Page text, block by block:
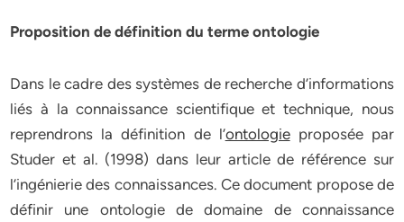
Proposition de définition du terme ontologie
Dans le cadre des systèmes de recherche d’informations
liés à la connaissance scientifique et technique, nous
reprendrons la définition de l’ontologieproposée par
Studer et al. (1998) dans leur article de référence sur
l’ingénierie des connaissances. Ce document propose de
définir une ontologie de domaine de connaissance